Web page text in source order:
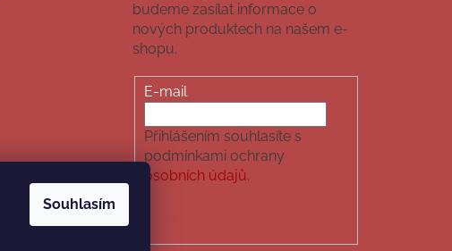
Souhlasím
budeme zasílat informace o
nových produktech na našem e-
shopu.
E-mail
Přihlášením souhlasíte s
podmínkami ochrany
osobních údajů.